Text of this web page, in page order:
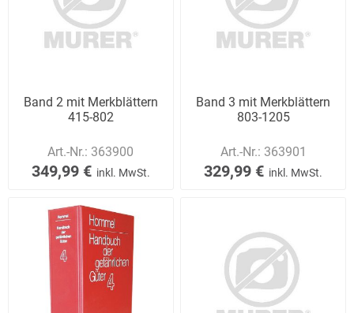
Band 2 mit Merkblättern
415-802
Art.-Nr.: 363900
349,99 € inkl. MwSt.
Band 3 mit Merkblättern
803-1205
Art.-Nr.: 363901
329,99 € inkl. MwSt.